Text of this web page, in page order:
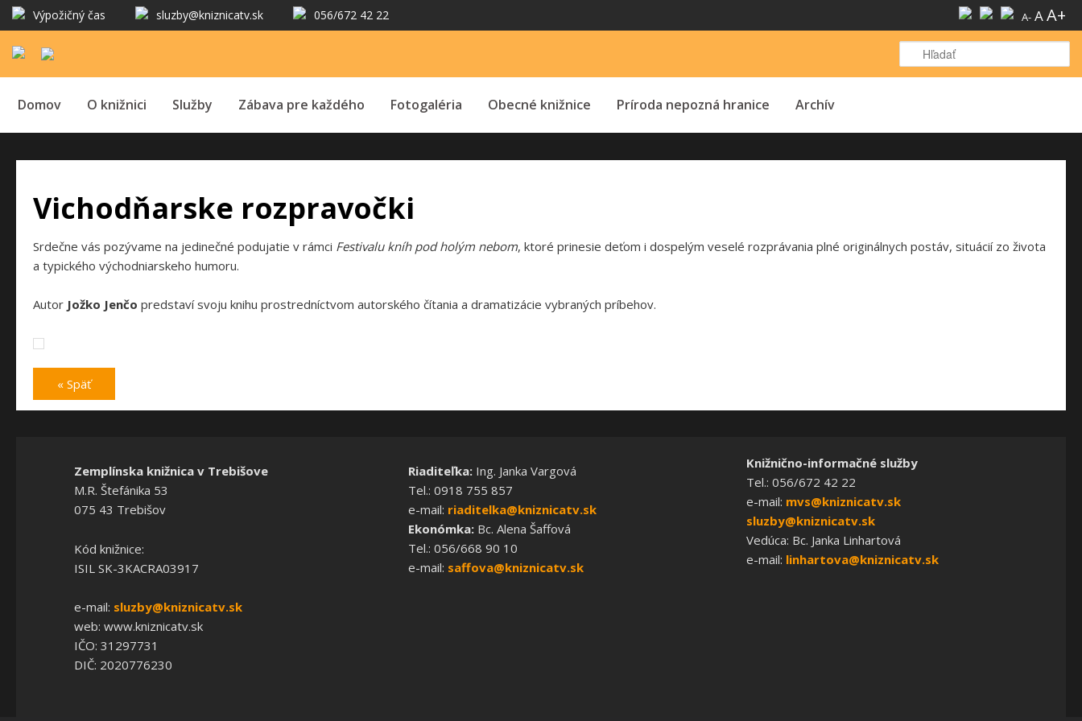
Výpožičný čas sluzby@kniznicatv.sk 056/672 42 22 A- AA+
Domov O knižnici Služby Zábava pre každého Fotogaléria Obecné knižnice Príroda nepozná hranice Archív
Vichodňarske rozpravočki
Srdečne vás pozývame na jedinečné podujatie v rámci Festivalu kníh pod holým nebom, ktoré prinesie deťom i dospelým veselé rozprávania plné originálnych postáv, situácií zo života
a typického východniarskeho humoru.
Autor Jožko Jenčo predstaví svoju knihu prostredníctvom autorského čítania a dramatizácie vybraných príbehov.
« Späť
Zemplínska knižnica v Trebišove
M.R. Štefánika 53
075 43 Trebišov
Kód knižnice:
ISIL SK-3KACRA03917
e-mail: sluzby@kniznicatv.sk
web: www.kniznicatv.sk
IČO: 31297731
DIČ: 2020776230
Riaditeľka:Ing. Janka Vargová
Tel.: 0918 755 857
e-mail: riaditelka@kniznicatv.sk
Ekonómka:Bc. Alena Šaffová
Tel.: 056/668 90 10
e-mail: saffova@kniznicatv.sk
Knižnično-informačné služby
Tel.: 056/672 42 22
e-mail: mvs@kniznicatv.sk
sluzby@kniznicatv.sk
Vedúca: Bc. Janka Linhartová
e-mail: linhartova@kniznicatv.sk